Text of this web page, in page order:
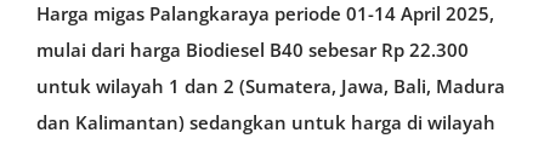
Harga migas Palangkaraya periode 01-14 April 2025,
mulai dari harga Biodiesel B40 sebesar Rp 22.300
untuk wilayah 1 dan 2 (Sumatera, Jawa, Bali, Madura
dan Kalimantan) sedangkan untuk harga di wilayah